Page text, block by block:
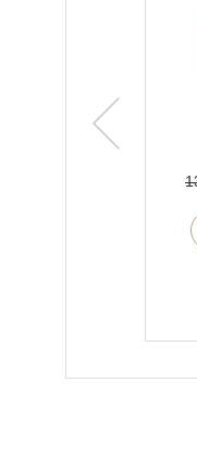
Previous